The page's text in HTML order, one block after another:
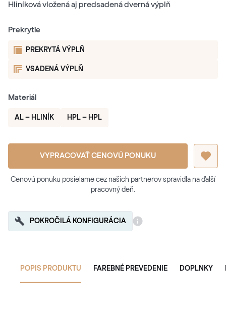
Hliníková vložená aj predsadená dverná výplň
Prekrytie
PREKRYTÁ VÝPLŇ
VSADENÁ VÝPLŇ
Materiál
AL – HLINÍK HPL – HPL
VYPRACOVAŤ CENOVÚ PONUKU
Cenovú ponuku posielame cez našich partnerov spravidla na ďalší
pracovný deň.
POKROČILÁ KONFIGURÁCIA
POPIS PRODUKTU FAREBNÉ PREVEDENIE DOPLNKY